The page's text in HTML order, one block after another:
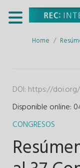
Home
DOI: https://doi.org/
Disponible online:
CONGRESOS